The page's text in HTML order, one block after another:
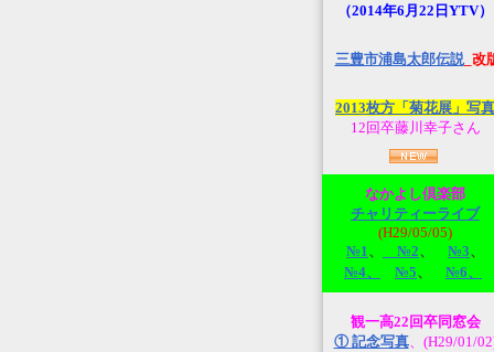
（2014年6月22日YTV）
三豊市浦島太郎伝説_改
2013枚方「菊花展」写真
12回卒藤川幸子さん
なかよし倶楽部
チャリティーライブ
(H29/05/05)
№1、 №2、 №3、
№4、
№5、 №6、
観一高22回卒同窓会
① 記念写真、(H29/01/